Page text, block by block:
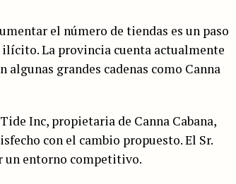
el número de tiendas es un paso
La provincia cuenta actualmente
algunas grandes cadenas como Canna
Inc, propietaria de Canna Cabana,
con el cambio propuesto. El Sr.
un entorno competitivo.